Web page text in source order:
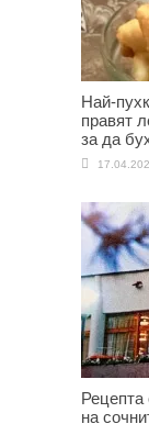
Най-
правят
за да
Рецепта
на